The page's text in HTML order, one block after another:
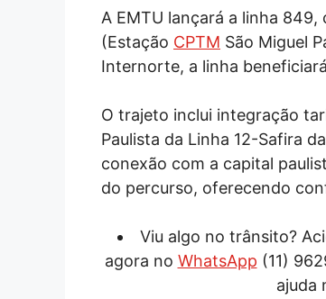
A EMTU lançará a linha 849,
(Estação CPTM São Miguel
Internorte, a linha
O trajeto inclui integração
Paulista da Linha 12-Safira
conexão com a capital
do percurso, oferecendo
Viu algo no trânsito?
agora no WhatsApp (11)
ajuda